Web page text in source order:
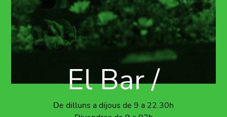
El Bar /
De dilluns a dijous de 9 a 22.30h